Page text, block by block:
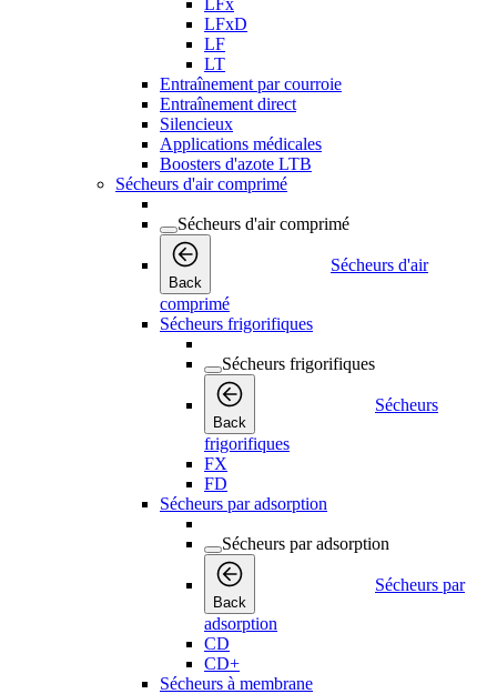
LFx
LFxD
LF
LT
Entraînement par courroie
Entraînement direct
Silencieux
Applications médicales
Boosters d'azote LTB
Sécheurs d'air comprimé
Sécheurs d'air comprimé
Back
Sécheurs d'air
comprimé
Sécheurs frigorifiques
Sécheurs frigorifiques
Back
Sécheurs
frigorifiques
FX
FD
Sécheurs par adsorption
Sécheurs par adsorption
Back
Sécheurs par
adsorption
CD
CD+
Sécheurs à membrane